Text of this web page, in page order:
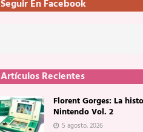
Seguir En Facebook
Artículos Recientes
Florent Gorges: La
Nintendo Vol. 2
5 agosto, 2026